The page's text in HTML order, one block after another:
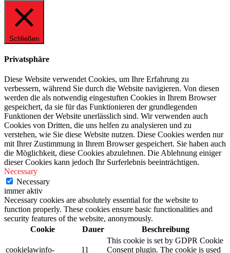
Schließen
Privatsphäre
Diese Website verwendet Cookies, um Ihre Erfahrung zu
verbessern, während Sie durch die Website navigieren. Von diesen
werden die als notwendig eingestuften Cookies in Ihrem Browser
gespeichert, da sie für das Funktionieren der grundlegenden
Funktionen der Website unerlässlich sind. Wir verwenden auch
Cookies von Dritten, die uns helfen zu analysieren und zu
verstehen, wie Sie diese Website nutzen. Diese Cookies werden nur
mit Ihrer Zustimmung in Ihrem Browser gespeichert. Sie haben auch
die Möglichkeit, diese Cookies abzulehnen. Die Ablehnung einiger
dieser Cookies kann jedoch Ihr Surferlebnis beeinträchtigen.
Necessary
Necessary
immer aktiv
Necessary cookies are absolutely essential for the website to
function properly. These cookies ensure basic functionalities and
security features of the website, anonymously.
Cookie
Dauer Beschreibung
cookielawinfo-
11
This cookie is set by GDPR Cookie
Consent plugin. The cookie is used